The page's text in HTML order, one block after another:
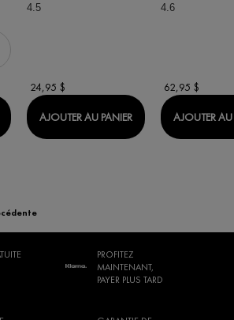
DERCOS 2-EN-1 SHAMPOOING +
4.5
24,95 $
AJOUTER AU PANIER DERCOS
4.6
62,95 $
AJOUTER AU
PROFITEZ
MAINTENANT,
PAYER PLUS TARD